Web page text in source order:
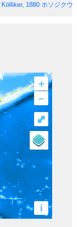
Kölliker, 1880 ホソジクウ
+
–
i
⤢